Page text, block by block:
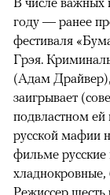
году — ранее
фестиваля
Грэя.
(Адам Драйвер),
заигрывает
подвластном
русской мафии
фильме русские